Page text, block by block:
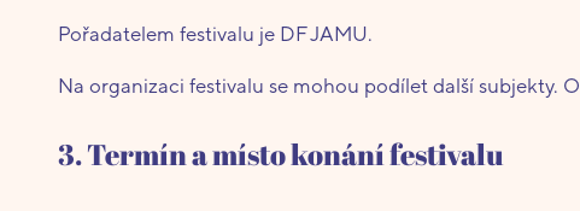
Pořadatelem festivalu je DF JAMU.
Na organizaci festivalu se mohou podílet další subjekty.
3. Termín a místo konání festivalu